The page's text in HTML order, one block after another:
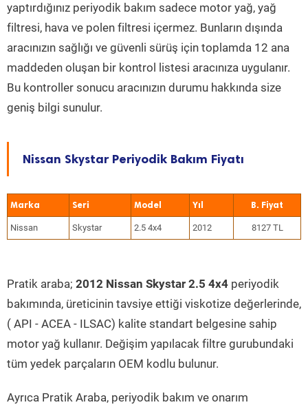
yaptırdığınız periyodik bakım sadece motor yağ, yağ
filtresi, hava ve polen filtresi içermez. Bunların dışında
aracınızın sağlığı ve güvenli sürüş için toplamda 12 ana
maddeden oluşan bir kontrol listesi aracınıza uygulanır.
Bu kontroller sonucu aracınızın durumu hakkında size
geniş bilgi sunulur.
Nissan Skystar Periyodik Bakım Fiyatı
Marka Seri Model Yıl
Nissan Skystar 2.5 4x4 2012 8127 TL
Pratik araba; 2012 Nissan Skystar 2.5 4x4 periyodik
bakımında, üreticinin tavsiye ettiği viskotize değerlerinde,
( API - ACEA - ILSAC) kalite standart belgesine sahip
motor yağ kullanır. Değişim yapılacak filtre gurubundaki
tüm yedek parçaların OEM kodlu bulunur.
Ayrıca Pratik Araba, periyodik bakım ve onarım